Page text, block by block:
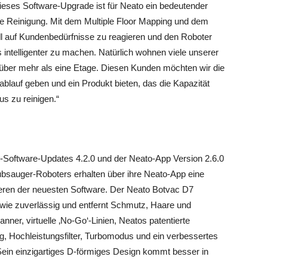
Software-Upgrade ist für Neato ein bedeutender
Mit dem Multiple Floor Mapping und dem
Kundenbedürfnisse zu reagieren und den Roboter
zu machen. Natürlich wohnen viele unserer
mehr als eine Etage. Diesen Kunden möchten wir die
geben und ein Produkt bieten, das die Kapazität
zu reinigen.“
Updates 4.2.0 und der Neato-App Version 2.6.0
Roboters erhalten über ihre Neato-App eine
der neuesten Software. Der Neato Botvac D7
zuverlässig und entfernt Schmutz, Haare und
virtuelle ‚No-Go‘-Linien, Neatos patentierte
Hochleistungsfilter, Turbomodus und ein verbessertes
einzigartiges D-förmiges Design kommt besser in